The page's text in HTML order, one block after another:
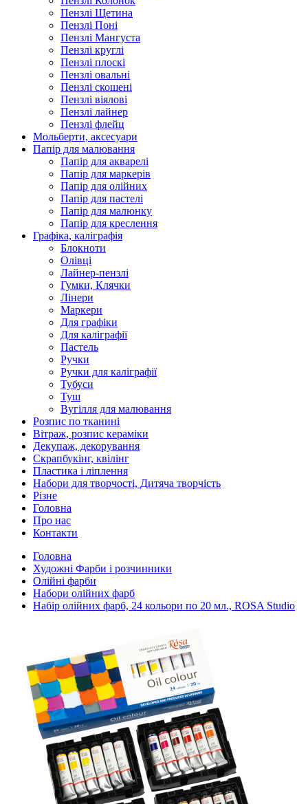
Пензлі Щетина
Пензлі Поні
Пензлі Мангуста
Пензлі круглі
Пензлі плоскі
Пензлі овальні
Пензлі скошені
Пензлі віялові
Пензлі лайнер
Пензлі флейц
Мольберти, аксесуари
Папір для малювання
Папір для акварелі
Папір для маркерів
Папір для олійних
Папір для пастелі
Папір для малюнку
Папір для креслення
Графіка, каліграфія
Блокноти
Олівці
Лайнер-пензлі
Гумки, Клячки
Лінери
Маркери
Для графіки
Для каліграфії
Пастель
Ручки
Ручки для каліграфії
Тубуси
Туш
Вугілля для малювання
Розпис по тканині
Вітраж, розпис кераміки
Декупаж, декорування
Скрапбукінг, квілінг
Пластика і ліплення
Набори для творчості, Дитяча творчість
Різне
Головна
Про нас
Контакти
Головна
Художні Фарби і розчинники
Олійні фарби
Набори олійних фарб
Набір олійних фарб, 24 кольори по 20 мл., ROSA Studio